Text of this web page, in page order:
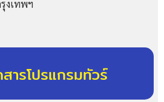
งเทพฯ
ารโปรแกรมทัวร์